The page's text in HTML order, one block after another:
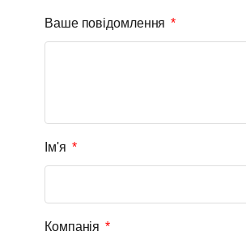
Ваше повідомлення
Ім'я
Компанія